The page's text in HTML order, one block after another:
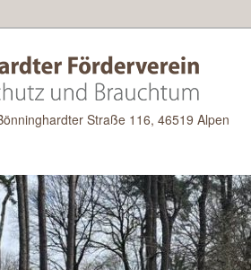
Straße 116, 46519 Alpen